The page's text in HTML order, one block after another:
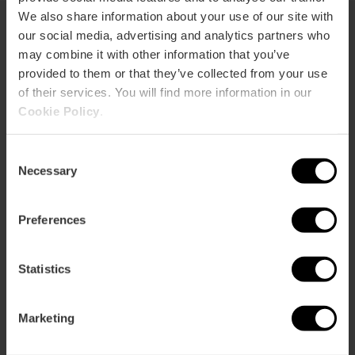
We also share information about your use of our site with
our social media, advertising and analytics partners who
may combine it with other information that you’ve
provided to them or that they’ve collected from your use
of their services. You will find more information in our
Cookie Policy
Selection
Necessary
Preferences
Statistics
Marketing
Grandi eventi
gastronomici
Valencia è lo scenario di grandi
appuntamenti gastronomici dove la
Festival, concorsi ed esperienze
locali e tradizione per offrire il meglio
della sua gastronomia.